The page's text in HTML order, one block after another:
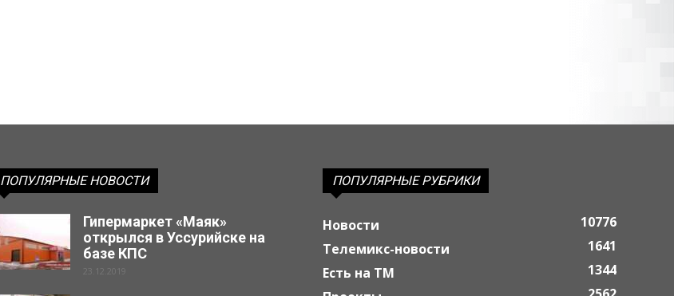
ПОПУЛЯРНЫЕ НОВОСТИ
Гипермаркет «Маяк»
открылся в Уссурийске на
базе КПС
23.12.2019
ПОПУЛЯРНЫЕ РУБРИКИ
Новости
10776
Телемикс-новости
1641
Есть на ТМ
1344